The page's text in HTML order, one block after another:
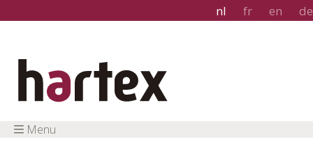
nl fr en de
Menu